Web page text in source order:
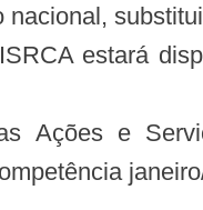
estará
Ações e